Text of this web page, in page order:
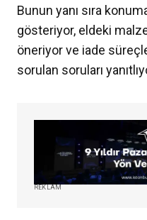
Bunun yanı sıra
gösteriyor, eldeki
öneriyor ve iade
sorulan soruları
REKLAM